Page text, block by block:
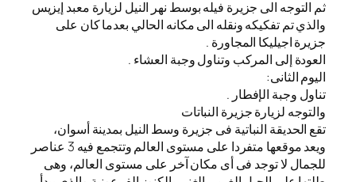
ثم التوجه الى جزيرة فيله بوسط نهر النيل لزيارة معبد إيزيس
والذي تم تفكيكه ونقله الى مكانه الحالي بعدما كان على
جزيرة اجيليكا المجاورة .
العودة إلى المركب وتناول وجبة العشاء .
اليوم الثانى:
تناول وجبة الإفطار .
والتوجه لزيارة جزيرة النباتات
تقع الحديقة النباتية فى جزيرة وسط النيل بمدينة أسوان،
ويعد موقعها متفردا على مستوى العالم وتتجمع فيه 3 عناصر
للجمال لا توجد فى أى مكان آخر على مستوى العالم، وهى